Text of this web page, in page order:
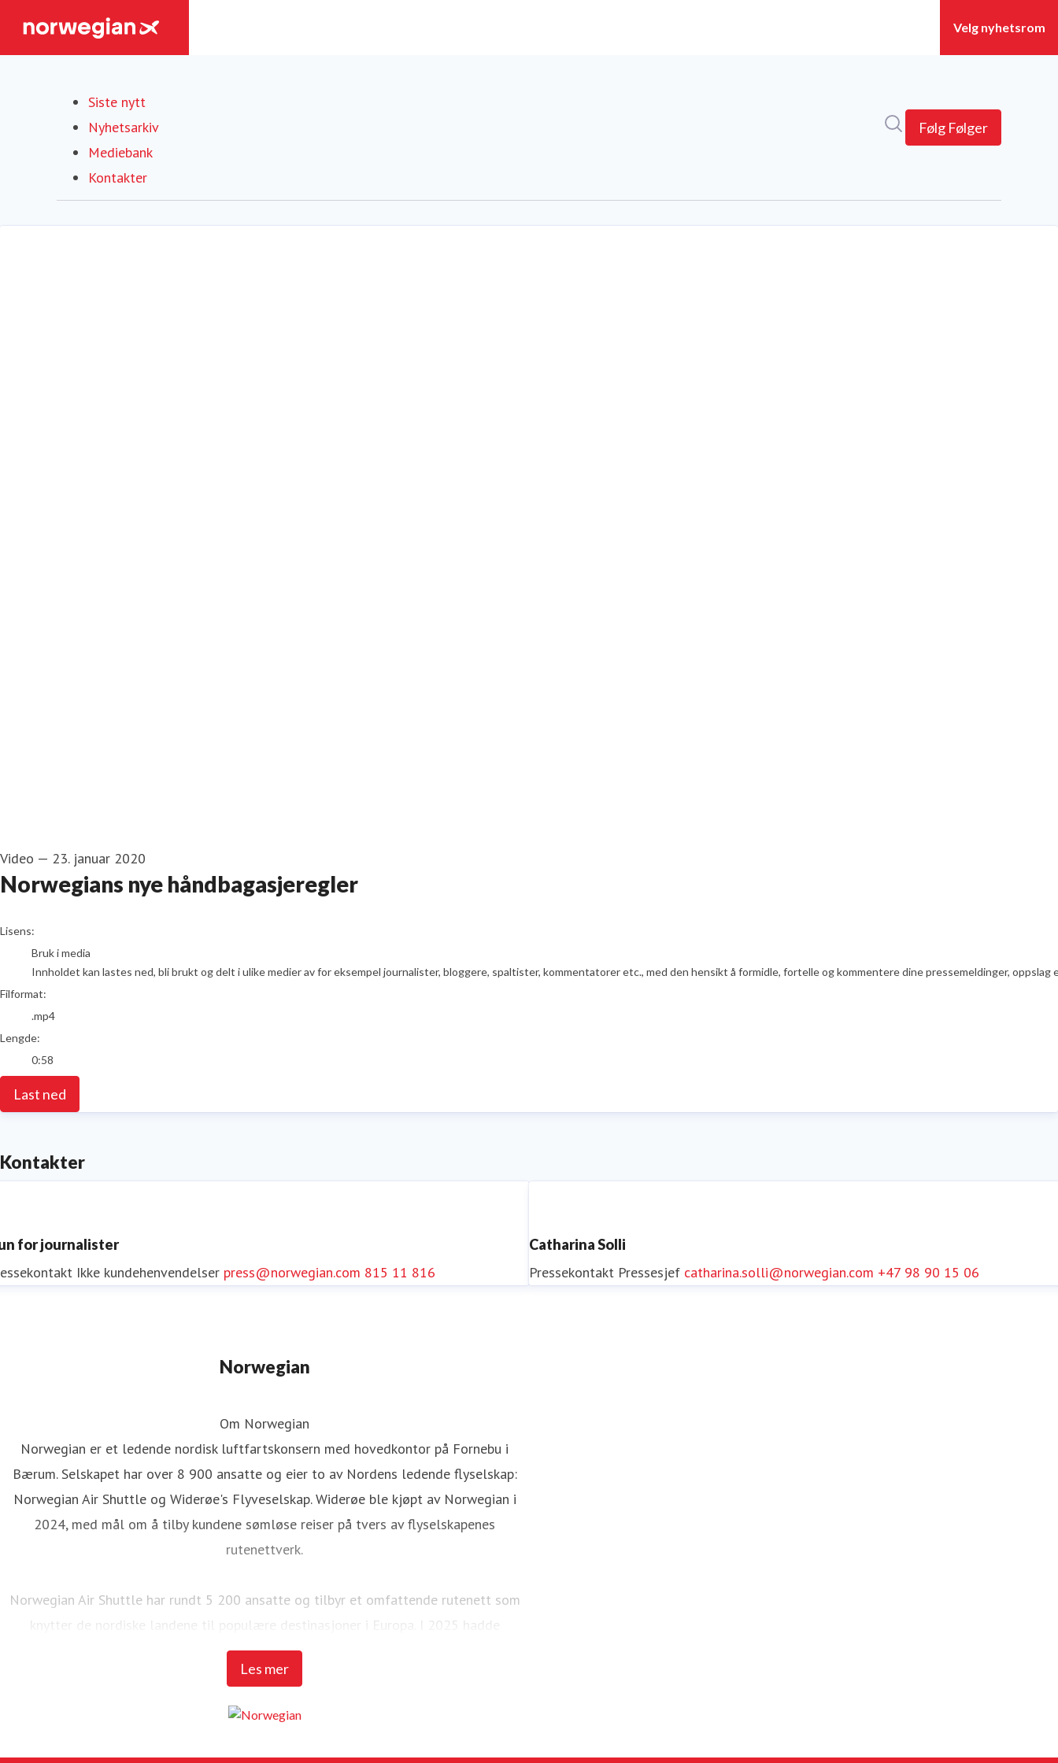
Siste nytt
Nyhetsarkiv
Mediebank
Kontakter
Følg Følger
Video — 23. januar 2020
Norwegians nye håndbagasjeregler
go to media item
Lisens:
Bruk i media
Innholdet kan lastes ned, bli brukt og delt i ulike medier av for eksempel journalister, bloggere, spaltister, kommentatorer etc., med den hensikt å formidle, fortelle og kommentere dine pressemeldinger,
Filformat:
.mp4
Lengde:
0:58
Last ned
Kontakter
for journalister
Ikke kundehenvendelser press@norwegian.com 815 11 816
Catharina Solli
Pressekontakt Pressesjef catharina.solli@norwegian.com +47 98 90 15 06
Norwegian
Les mer
Om Norwegian
Norwegian er et ledende nordisk luftfartskonsern med hovedkontor på Fornebu i
Bærum. Selskapet har over 8 900 ansatte og eier to av Nordens ledende flyselskap:
Norwegian Air Shuttle og Widerøe's Flyveselskap. Widerøe ble kjøpt av Norwegian i
2024, med mål om å tilby kundene sømløse reiser på tvers av flyselskapenes
rutenettverk.
Norwegian Air Shuttle har rundt 5 200 ansatte og tilbyr et omfattende rutenett som
knytter de nordiske landene til populære destinasjoner i Europa. I 2025 hadde
Norwegian over 23 millioner passasjerer og en flåte på 95 Boeing 737-800 og 737
MAX 8-fly.
Widerøe's Flyveselskap er Norges eldste flyselskap, og sammen med Widerøe Ground